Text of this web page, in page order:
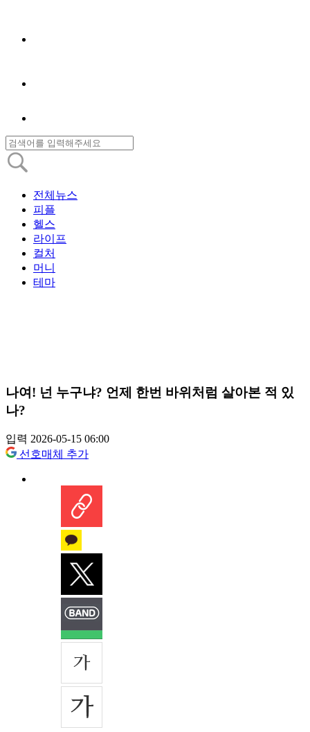
전체뉴스
피플
헬스
라이프
컬처
머니
테마
나여! 넌 누구냐? 언제 한번 바위처럼 살아본 적 있
나?
입력 2026-05-15 06:00
선호매체 추가